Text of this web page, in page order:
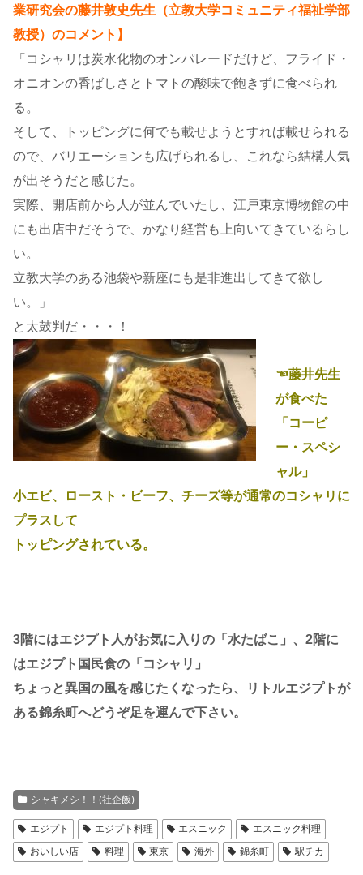
業研究会の藤井敦史先生（立教大学コミュニティ福祉学部
教授）のコメント】
「コシャリは炭水化物のオンパレードだけど、フライド・
オニオンの香ばしさとトマトの酸味で飽きずに食べられ
る。
そして、トッピングに何でも載せようとすれば載せられる
ので、バリエーションも広げられるし、これなら結構人気
が出そうだと感じた。
実際、開店前から人が並んでいたし、江戸東京博物館の中
にも出店中だそうで、かなり経営も上向いてきているらし
い。
立教大学のある池袋や新座にも是非進出してきて欲し
い。」
と太鼓判だ・・・！
☜藤井先生
が食べた
「コーピ
ー・スペシ
ャル」
小エビ、ロースト・ビーフ、チーズ等が通常のコシャリに
プラスして
トッピングされている。
3階にはエジプト人がお気に入りの「水たばこ」、2階に
はエジプト国民食の「コシャリ」
ちょっと異国の風を感じたくなったら、リトルエジプトが
ある錦糸町へどうぞ足を運んで下さい。
シャキメシ！！(社企飯)
エジプト エジプト料理 エスニック
エスニック料理
おいしい店
料理 東京 海外 錦糸町 駅チカ